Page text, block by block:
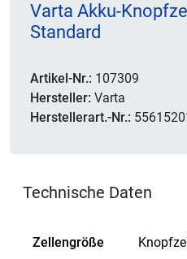
Varta Akku-
Standard
Artikel-Nr.: 107309
Hersteller: Varta
Herstellerart.-Nr.:
Technische Daten
Zellengröße